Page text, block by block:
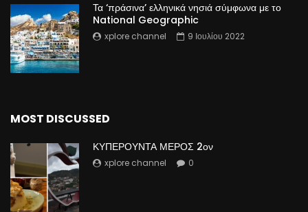
Τα ‘πράσινα’ ελληνικά νησιά σύμφωνα με το
National Geographic
xplore channel 9 Ιουλίου 2022
MOST DISCUSSED
ΚΥΠΕΡΟΥΝΤΑ ΜΕΡΟΣ 2ον
xplore channel 0